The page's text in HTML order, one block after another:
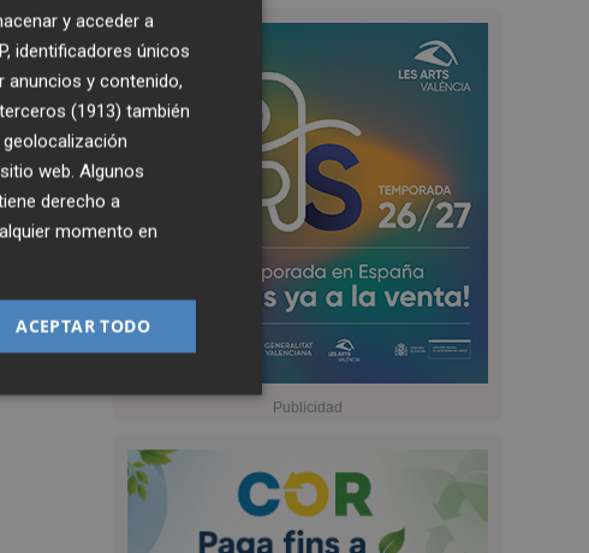
y acceder a
identificadores únicos
anuncios y contenido,
(1913) también
web. Algunos
derecho a
momento en
ACEPTAR TODO